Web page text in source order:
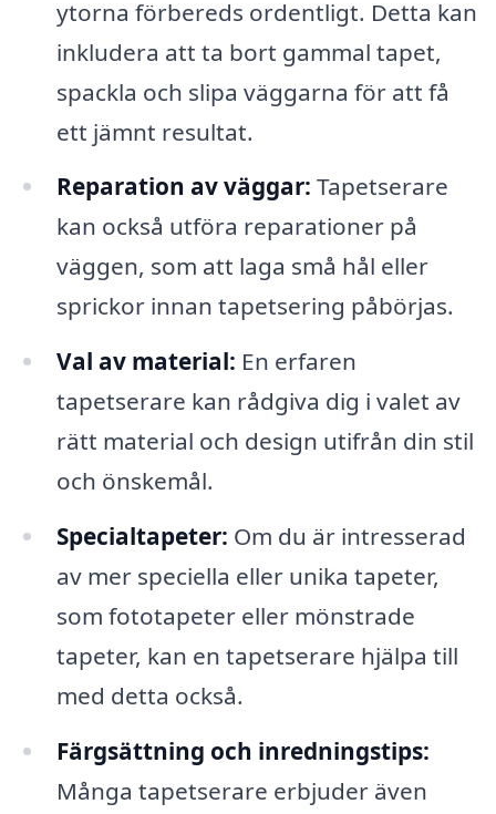
ytorna förbereds ordentligt. Detta kan
inkludera att ta bort gammal tapet,
spackla och slipa väggarna för att få
ett jämnt resultat.
Reparation av väggar: Tapetserare
kan också utföra reparationer på
väggen, som att laga små hål eller
sprickor innan tapetsering påbörjas.
Val av material: En erfaren
tapetserare kan rådgiva dig i valet av
rätt material och design utifrån din stil
och önskemål.
Specialtapeter: Om du är intresserad
av mer speciella eller unika tapeter,
som fototapeter eller mönstrade
tapeter, kan en tapetserare hjälpa till
med detta också.
Färgsättning och inredningstips:
Många tapetserare erbjuder även